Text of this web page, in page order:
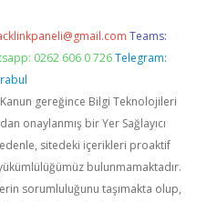
Teams:
0262 606 0 726 Telegram:
Kanun gereğince Bilgi Teknolojileri
onaylanmış bir Yer Sağlayıcı
sitedeki içerikleri proaktif
bulunmamaktadır.
sorumluluğunu taşımakta olup,